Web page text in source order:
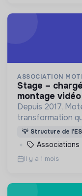
ASSOCIATION
stage – chargé(e) de communication et
montage vidéo
Depuis 2017,
transformation
potentiel des
d'inspiration, de
💡 Structure de
Associations
Il y a 1 mois